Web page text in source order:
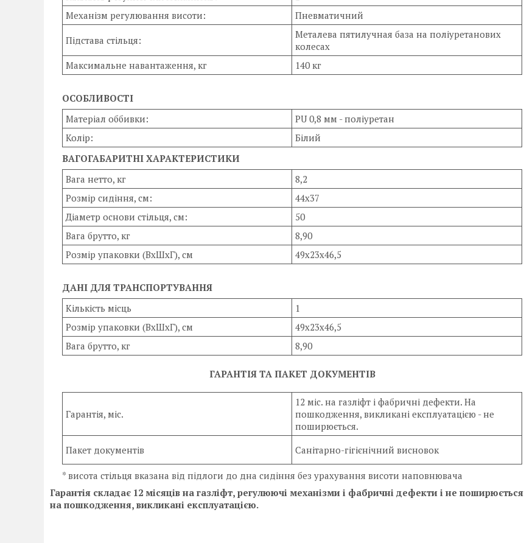
Механізм регулювання висоти:
Пневматичний
Підстава стільця:
Металева пятилучная база на поліуретанових
колесах
Максимальне навантаження, кг
140 кг
ОСОБЛИВОСТІ
Матеріал оббивки:
PU 0,8 мм - поліуретан
Колір:
Білий
ВАГОГАБАРИТНІ ХАРАКТЕРИСТИКИ
Вага нетто, кг
8,2
Розмір сидіння, см:
44х37
Діаметр основи стільця, см:
50
Вага брутто, кг
8,90
Розмір упаковки (ВхШхГ), см
49х23х46,5
ДАНІ ДЛЯ ТРАНСПОРТУВАННЯ
Кількість місць
1
Розмір упаковки (ВхШхГ), см
49х23х46,5
Вага брутто, кг
8,90
ГАРАНТІЯ ТА ПАКЕТ ДОКУМЕНТІВ
Гарантія, міс.
12 міс. на газліфт і фабричні дефекти. На
пошкодження, викликані експлуатацією - не
поширюється.
Пакет документів
Санітарно-гігієнічний висновок
* висота стільця вказана від підлоги до дна сидіння без урахування висоти наповнювача
Гарантія складає 12 місяців на газліфт, регулюючі механізми і фабричні дефекти і не поширюється
на пошкодження, викликані експлуатацією.